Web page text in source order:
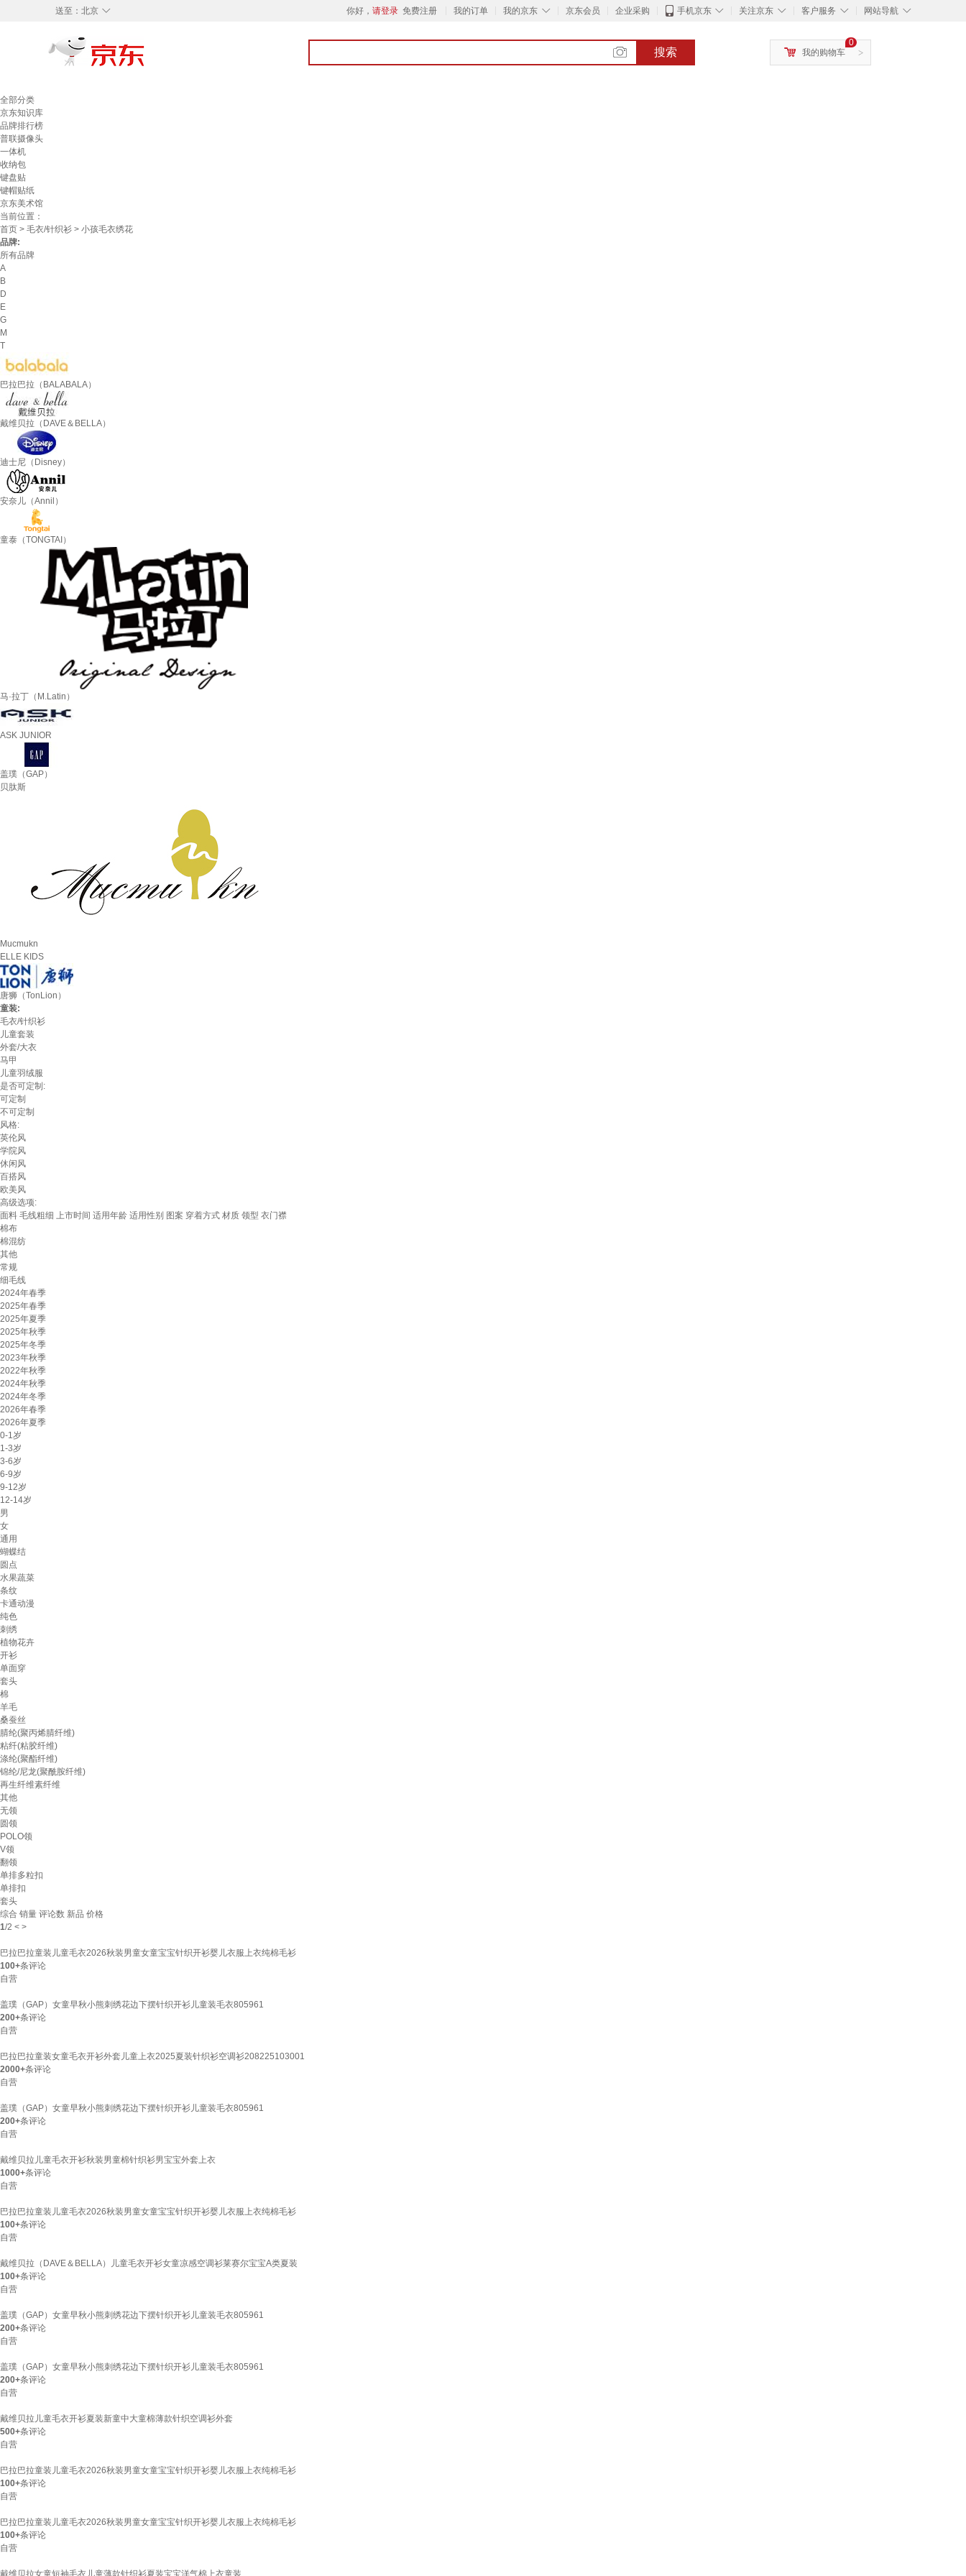
◇
送至： 北京 你好， 请登录 免费注册 我的订单 ◇
我的京东 京东会员 企业采购 ◇
手机京东 ◇
关注京东 ◇
客户服务 ◇
网站导航
搜索 >
0
我的购物车
全部分类
京东知识库
品牌排行榜
普联摄像头
一体机
收纳包
键盘贴
键帽贴纸
京东美术馆
当前位置：
首页 > 毛衣/针织衫 > 小孩毛衣绣花
品牌:
所有品牌
A
B
D
E
G
M
T
巴拉巴拉（BALABALA）
戴维贝拉（DAVE＆BELLA）
迪士尼（Disney）
安奈儿（Annil）
童泰（TONGTAI）
马·拉丁（M.Latin）
ASK JUNIOR
盖璞（GAP）
贝肽斯
Mucmukn
ELLE KIDS
唐狮（TonLion）
童装:
毛衣/针织衫
儿童套装
外套/大衣
马甲
儿童羽绒服
是否可定制:
可定制
不可定制
风格:
英伦风
学院风
休闲风
百搭风
欧美风
高级选项:
面料 毛线粗细 上市时间 适用年龄 适用性别 图案 穿着方式 材质 领型 衣门襟
棉布
棉混纺
其他
常规
细毛线
2024年春季
2025年春季
2025年夏季
2025年秋季
2025年冬季
2023年秋季
2022年秋季
2024年秋季
2024年冬季
2026年春季
2026年夏季
0-1岁
1-3岁
3-6岁
6-9岁
9-12岁
12-14岁
男
女
通用
蝴蝶结
圆点
水果蔬菜
条纹
卡通动漫
纯色
刺绣
植物花卉
开衫
单面穿
套头
棉
羊毛
桑蚕丝
腈纶(聚丙烯腈纤维)
粘纤(粘胶纤维)
涤纶(聚酯纤维)
锦纶/尼龙(聚酰胺纤维)
再生纤维素纤维
其他
无领
圆领
POLO领
V领
翻领
单排多粒扣
单排扣
套头
综合 销量 评论数 新品 价格
1/2 < >
巴拉巴拉童装儿童毛衣2026秋装男童女童宝宝针织开衫婴儿衣服上衣纯棉毛衫
100+条评论
自营
盖璞（GAP）女童早秋小熊刺绣花边下摆针织开衫儿童装毛衣805961
200+条评论
自营
巴拉巴拉童装女童毛衣开衫外套儿童上衣2025夏装针织衫空调衫208225103001
2000+条评论
自营
盖璞（GAP）女童早秋小熊刺绣花边下摆针织开衫儿童装毛衣805961
200+条评论
自营
戴维贝拉儿童毛衣开衫秋装男童棉针织衫男宝宝外套上衣
1000+条评论
自营
巴拉巴拉童装儿童毛衣2026秋装男童女童宝宝针织开衫婴儿衣服上衣纯棉毛衫
100+条评论
自营
戴维贝拉（DAVE＆BELLA）儿童毛衣开衫女童凉感空调衫莱赛尔宝宝A类夏装
100+条评论
自营
盖璞（GAP）女童早秋小熊刺绣花边下摆针织开衫儿童装毛衣805961
200+条评论
自营
盖璞（GAP）女童早秋小熊刺绣花边下摆针织开衫儿童装毛衣805961
200+条评论
自营
戴维贝拉儿童毛衣开衫夏装新童中大童棉薄款针织空调衫外套
500+条评论
自营
巴拉巴拉童装儿童毛衣2026秋装男童女童宝宝针织开衫婴儿衣服上衣纯棉毛衫
100+条评论
自营
巴拉巴拉童装儿童毛衣2026秋装男童女童宝宝针织开衫婴儿衣服上衣纯棉毛衫
100+条评论
自营
戴维贝拉女童短袖毛衣儿童薄款针织衫夏装宝宝洋气棉上衣童装